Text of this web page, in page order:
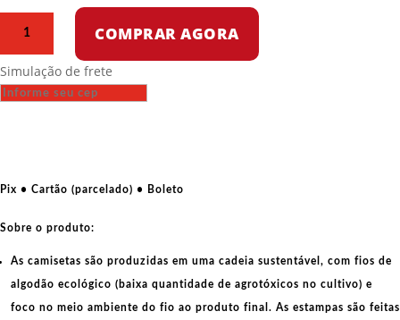
–
Vanguarda
COMPRAR AGORA
Simulação de frete
Pix • Cartão (parcelado) • Boleto
Sobre o produto:
As camisetas são produzidas em uma cadeia sustentável, com fios de
algodão ecológico (baixa quantidade de agrotóxicos no cultivo) e
foco no meio ambiente do fio ao produto final. As estampas são feitas